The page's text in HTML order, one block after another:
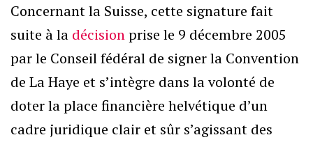
Concernant la Suisse, cette signature fait
suite à la décisionprise le 9 décembre 2005
par le Conseil fédéral de signer la Convention
de La Haye et s’intègre dans la volonté de
doter la place financière helvétique d’un
cadre juridique clair et sûr s’agissant des